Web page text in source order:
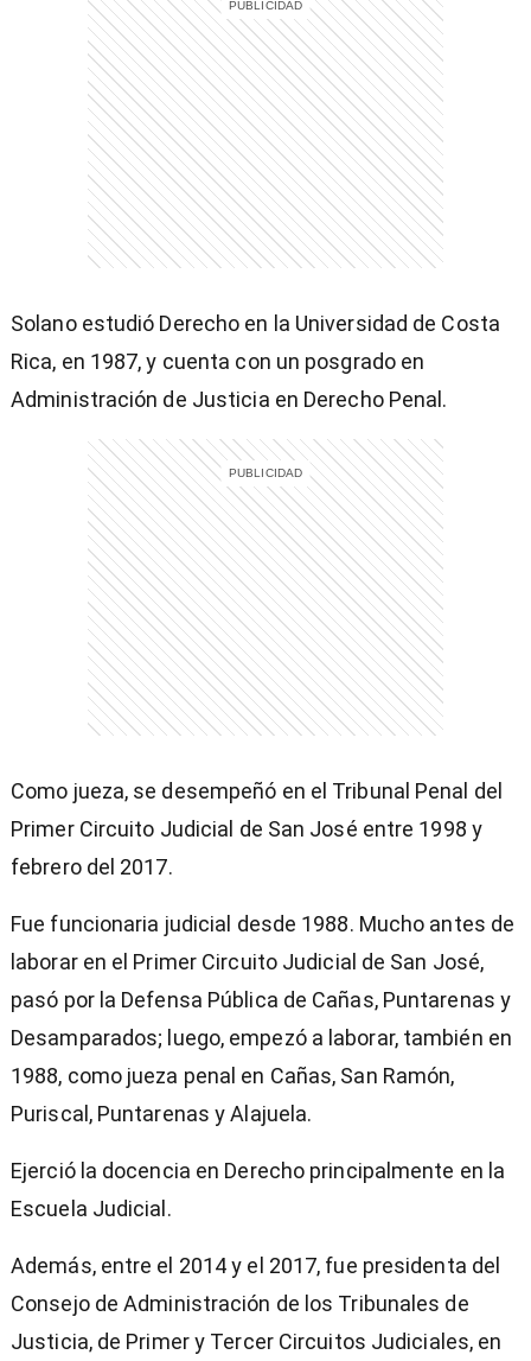
Solano estudió Derecho en la Universidad de Costa
Rica, en 1987, y cuenta con un posgrado en
Administración de Justicia en Derecho Penal.
Como jueza, se desempeñó en el Tribunal Penal del
Primer Circuito Judicial de San José entre 1998 y
febrero del 2017.
Fue funcionaria judicial desde 1988. Mucho antes de
laborar en el Primer Circuito Judicial de San José,
pasó por la Defensa Pública de Cañas, Puntarenas y
Desamparados; luego, empezó a laborar, también en
1988, como jueza penal en Cañas, San Ramón,
Puriscal, Puntarenas y Alajuela.
Ejerció la docencia en Derecho principalmente en la
Escuela Judicial.
Además, entre el 2014 y el 2017, fue presidenta del
Consejo de Administración de los Tribunales de
Justicia, de Primer y Tercer Circuitos Judiciales, en